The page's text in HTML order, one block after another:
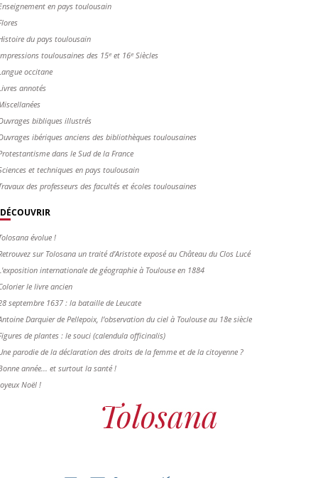
en pays toulousain
du pays toulousain
toulousaines des 15ᵉ et 16ᵉ Siècles
occitane
annotés
bibliques illustrés
ibériques anciens des bibliothèques toulousaines
dans le Sud de la France
et techniques en pays toulousain
des professeurs des facultés et écoles toulousaines
DÉCOUVRIR
évolue !
sur Tolosana un traité d'Aristote exposé au Château du Clos Lucé
internationale de géographie à Toulouse en 1884
le livre ancien
septembre 1637 : la bataille de Leucate
Darquier de Pellepoix, l’observation du ciel à Toulouse au 18e siècle
de plantes : le souci (calendula officinalis)
parodie de la déclaration des droits de la femme et de la citoyenne ?
année... et surtout la santé !
Noël !